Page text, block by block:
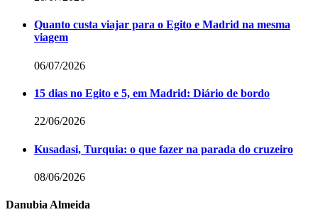
Quanto custa viajar para o Egito e Madrid na mesma
viagem
06/07/2026
15 dias no Egito e 5, em Madrid: Diário de bordo
22/06/2026
Kusadasi, Turquia: o que fazer na parada do cruzeiro
08/06/2026
Danubia Almeida